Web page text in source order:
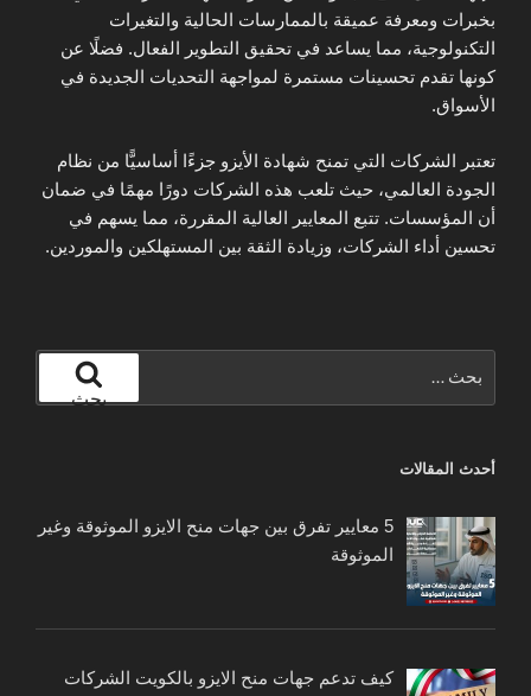
بخبرات ومعرفة عميقة بالممارسات الحالية والتغيرات
التكنولوجية، مما يساعد في تحقيق التطوير الفعال. فضلًا عن
كونها تقدم تحسينات مستمرة لمواجهة التحديات الجديدة في
الأسواق.
تعتبر الشركات التي تمنح شهادة الأيزو جزءًا أساسيًّا من نظام
الجودة العالمي، حيث تلعب هذه الشركات دورًا مهمًا في ضمان
أن المؤسسات. تتبع المعايير العالية المقررة، مما يسهم في
تحسين أداء الشركات، وزيادة الثقة بين المستهلكين والموردين.
عن:
بحث
أحدث المقالات
5 معايير تفرق بين جهات منح الايزو الموثوقة وغير
الموثوقة
كيف تدعم جهات منح الايزو بالكويت الشركات